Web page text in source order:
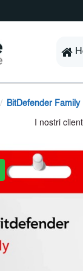
BitDefender Family